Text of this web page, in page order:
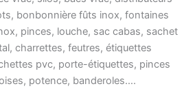
bonbonnière fûts inox, fontaines
pinces, louche, sac cabas, sachet
charrettes, feutres, étiquettes
pvc, porte-étiquettes, pinces
potence, banderoles….